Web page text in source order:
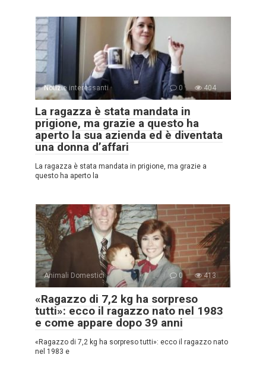
Notizie interessanti 0 404
La ragazza è stata mandata in
prigione, ma grazie a questo ha
aperto la sua azienda ed è diventata
una donna d’affari
La ragazza è stata mandata in prigione, ma grazie a
questo ha aperto la
Animali Domestici 0 413
«Ragazzo di 7,2 kg ha sorpreso
tutti»: ecco il ragazzo nato nel 1983
e come appare dopo 39 anni
«Ragazzo di 7,2 kg ha sorpreso tutti»: ecco il ragazzo nato
nel 1983 e